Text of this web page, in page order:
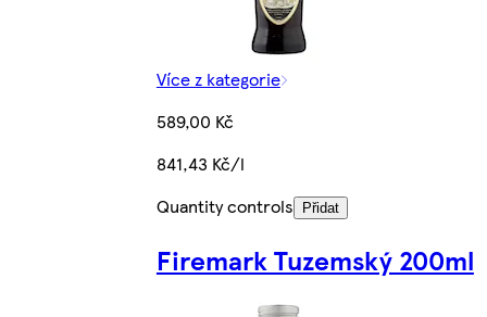
Více z kategorie
589,00 Kč
841,43 Kč/l
Quantity controls
Přidat
Firemark Tuzemský 200ml